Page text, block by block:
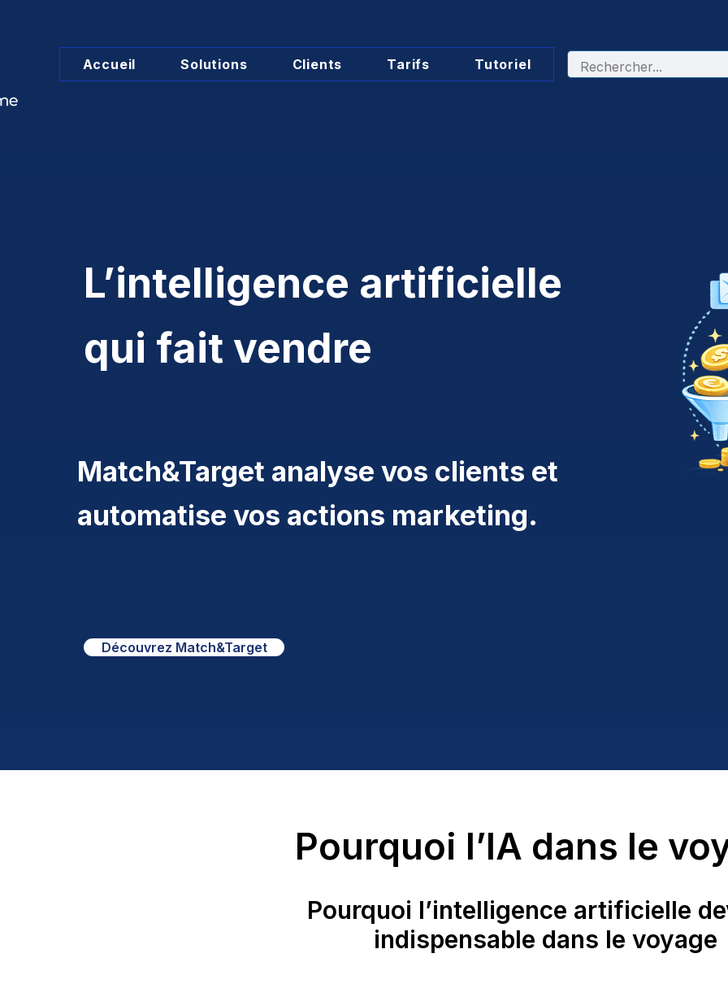
Accueil Solutions Clients Tarifs Tutoriel
L’intelligence artificielle
qui fait vendre
Match&Target analyse vos clients et
automatise vos actions marketing.
Découvrez Match&Target
Pourquoi l’IA dans le
Pourquoi l’intelligence artificielle
indispensable dans le voyage